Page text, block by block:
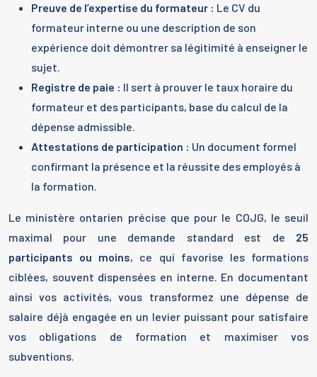
Preuve de l’expertise du formateur : Le CV du
formateur interne ou une description de son
expérience doit démontrer sa légitimité à enseigner le
sujet.
Registre de paie : Il sert à prouver le taux horaire du
formateur et des participants, base du calcul de la
dépense admissible.
Attestations de participation : Un document formel
confirmant la présence et la réussite des employés à
la formation.
Le ministère ontarien précise que pour le COJG, le seuil
maximal pour une demande standard est de 25
participants ou moins, ce qui favorise les formations
ciblées, souvent dispensées en interne. En documentant
ainsi vos activités, vous transformez une dépense de
salaire déjà engagée en un levier puissant pour satisfaire
vos obligations de formation et maximiser vos
subventions.